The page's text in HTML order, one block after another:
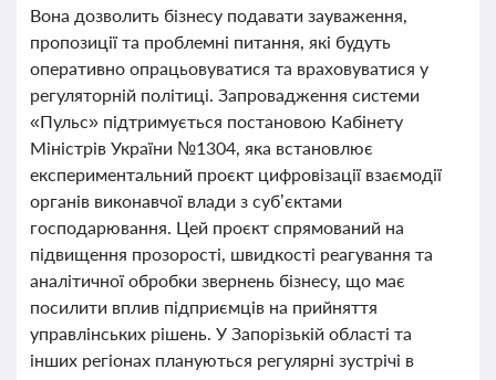
Вона дозволить бізнесу подавати зауваження,
пропозиції та проблемні питання, які будуть
оперативно опрацьовуватися та враховуватися у
регуляторній політиці. Запровадження системи
«Пульс» підтримується постановою Кабінету
Міністрів України №1304, яка встановлює
експериментальний проєкт цифровізації взаємодії
органів виконавчої влади з суб’єктами
господарювання. Цей проєкт спрямований на
підвищення прозорості, швидкості реагування та
аналітичної обробки звернень бізнесу, що має
посилити вплив підприємців на прийняття
управлінських рішень. У Запорізькій області та
інших регіонах плануються регулярні зустрічі в